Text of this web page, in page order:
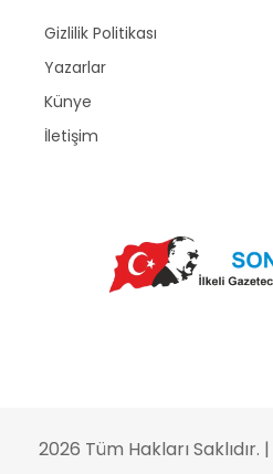
Gizlilik Politikası
Yazarlar
Künye
İletişim
2026 Tüm Hakları Saklıdır. |